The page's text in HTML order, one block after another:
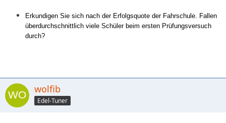
Erkundigen Sie sich nach der Erfolgsquote der Fahrschule. Fallen
überdurchschnittlich viele Schüler beim ersten Prüfungsversuch
durch?
wolfib
Edel-Tuner